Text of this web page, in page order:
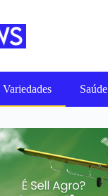
Variedades Saúde